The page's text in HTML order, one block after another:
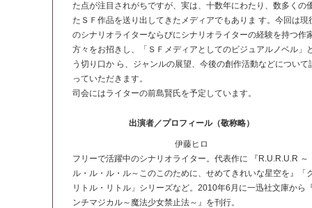
た点が注目されがちですが、実は、十数年にわたり、数多くの
たＳＦ作品を送り出してきたメディアでもありま す。今回は現
のシナリオライターならびにシナリオライターの経験を持つ作
方々をお招きし、「ＳＦメディアとしてのビジュアルノベル」
う切り口か ら、ジャンルの展望、今後の創作活動などについて
っていただきます。
司会にはライターの前島賢氏を予定しています。
出演者／プロフィール（敬称略）
伊藤ヒロ
フリーで活躍中のシナリオライター。代表作に 『R.U.R.U.R ～
ル・ル・ル・ル～このこのために、せめてきれいな星空を』「
リトル・リトル」シリーズなど。2010年6月に一迅社文庫から
ンチマジカル～魔法少女禁止法～』を刊行。